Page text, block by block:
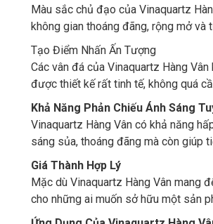
Màu sắc chủ đạo của Vinaquartz
không gian thoáng đãng, rộng mở
Tạo Điểm Nhấn Ấn Tượng
Các vân đá của Vinaquartz Hàng
được thiết kế rất tinh tế, không quá
Khả Năng Phản Chiếu Ánh Sáng
Vinaquartz Hàng Vân có khả năng
sáng sủa, thoáng đãng mà còn giúp
Giá Thành Hợp Lý
Mặc dù Vinaquartz Hàng Vân mang
cho những ai muốn sở hữu một sản